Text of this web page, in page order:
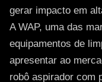
gerar impacto em
A WAP, uma das
equipamentos de
apresentar ao
robô aspirador com